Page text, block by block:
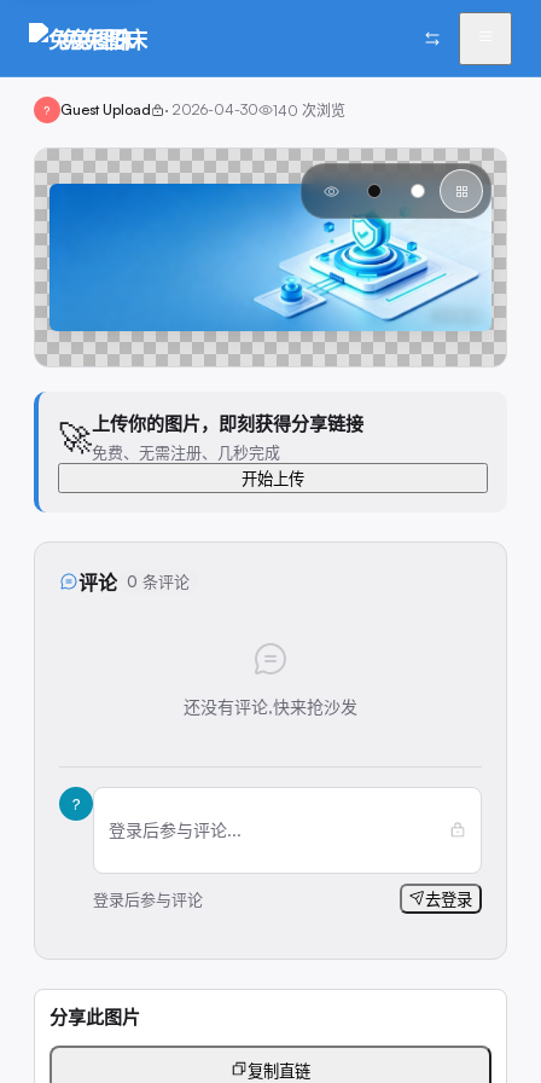
兔兔图床
? Guest Upload · 2026-04-30 140 次浏览
🚀上传你的图片，即刻获得分享链接
免费、无需注册、几秒完成
开始上传
评论 0 条评论
还没有评论,快来抢沙发
?
登录后参与评论...
登录后参与评论 去登录
分享此图片
复制直链